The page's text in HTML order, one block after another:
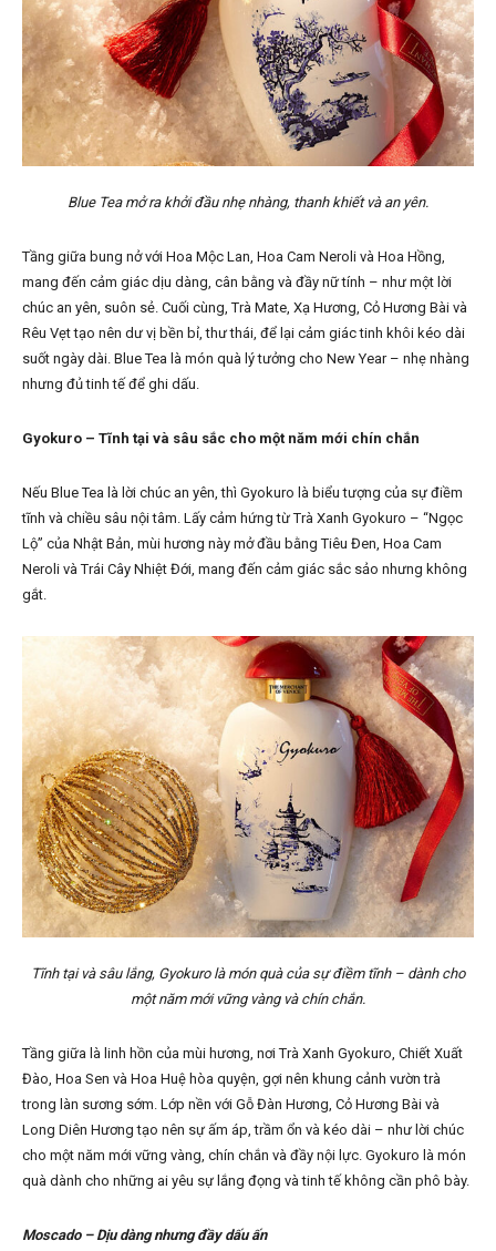
Blue Tea mở ra khởi đầu nhẹ nhàng, thanh khiết và an yên.
Tầng giữa bung nở với Hoa Mộc Lan, Hoa Cam Neroli và Hoa Hồng,
mang đến cảm giác dịu dàng, cân bằng và đầy nữ tính – như một lời
chúc an yên, suôn sẻ. Cuối cùng, Trà Mate, Xạ Hương, Cỏ Hương Bài và
Rêu Vẹt tạo nên dư vị bền bỉ, thư thái, để lại cảm giác tinh khôi kéo dài
suốt ngày dài. Blue Tea là món quà lý tưởng cho New Year – nhẹ nhàng
nhưng đủ tinh tế để ghi dấu.
Gyokuro – Tĩnh tại và sâu sắc cho một năm mới chín chắn
Nếu Blue Tea là lời chúc an yên, thì Gyokuro là biểu tượng của sự điềm
tĩnh và chiều sâu nội tâm. Lấy cảm hứng từ Trà Xanh Gyokuro – “Ngọc
Lộ” của Nhật Bản, mùi hương này mở đầu bằng Tiêu Đen, Hoa Cam
Neroli và Trái Cây Nhiệt Đới, mang đến cảm giác sắc sảo nhưng không
gắt.
Tĩnh tại và sâu lắng, Gyokuro là món quà của sự điềm tĩnh – dành cho
một năm mới vững vàng và chín chắn.
Tầng giữa là linh hồn của mùi hương, nơi Trà Xanh Gyokuro, Chiết Xuất
Đào, Hoa Sen và Hoa Huệ hòa quyện, gợi nên khung cảnh vườn trà
trong làn sương sớm. Lớp nền với Gỗ Đàn Hương, Cỏ Hương Bài và
Long Diên Hương tạo nên sự ấm áp, trầm ổn và kéo dài – như lời chúc
cho một năm mới vững vàng, chín chắn và đầy nội lực. Gyokuro là món
quà dành cho những ai yêu sự lắng đọng và tinh tế không cần phô bày.
Moscado – Dịu dàng nhưng đầy dấu ấn